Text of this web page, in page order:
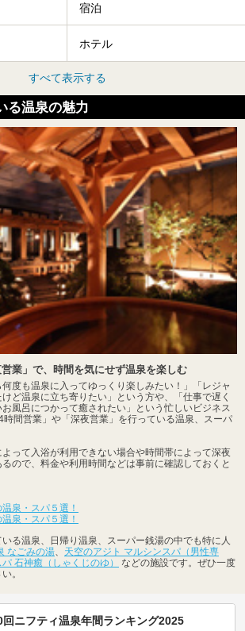
宿泊
ホテル
すべて表示する
る温泉の魅力
営業」で、時間を気にせず温泉を楽しむ
何度も温泉に入ってゆっくり楽しみたい！」「レジャ
ど温泉に立ち寄りたい」という方や、「仕事で遅く
風呂につかって癒されたい」という忙しいビジネス
時間営業」や「深夜営業」を行っている温泉、スーパ
って入浴が利用できない場合や時間帯によって深夜
ので、料金や利用時間などは事前に確認しておくと
泉・スパ５選！
泉・スパ５選！
る温泉、日帰り温泉、スーパー銭湯の中でも特に人
なごみの湯、 天空のアジト マルシンスパ（男性専
石神癒（しゃくじのゆ）
などの施設です。ぜひ一度
。
回ニフティ温泉年間ランキング2025